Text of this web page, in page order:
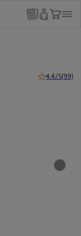
4.4/5(99)